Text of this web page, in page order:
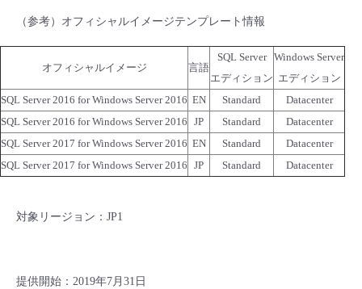
（参考）オフィシャルイメージテンプレート情報
オフィシャルイメージ 言語
SQL Server
エディション
Windows Server
エディション
SQL Server 2016 for Windows Server 2016 EN Standard
Datacenter
SQL Server 2016 for Windows Server 2016 JP Standard
Datacenter
SQL Server 2017 for Windows Server 2016 EN Standard
Datacenter
SQL Server 2017 for Windows Server 2016 JP Standard Datacenter
対象リージョン：JP1
提供開始：2019年7月31日